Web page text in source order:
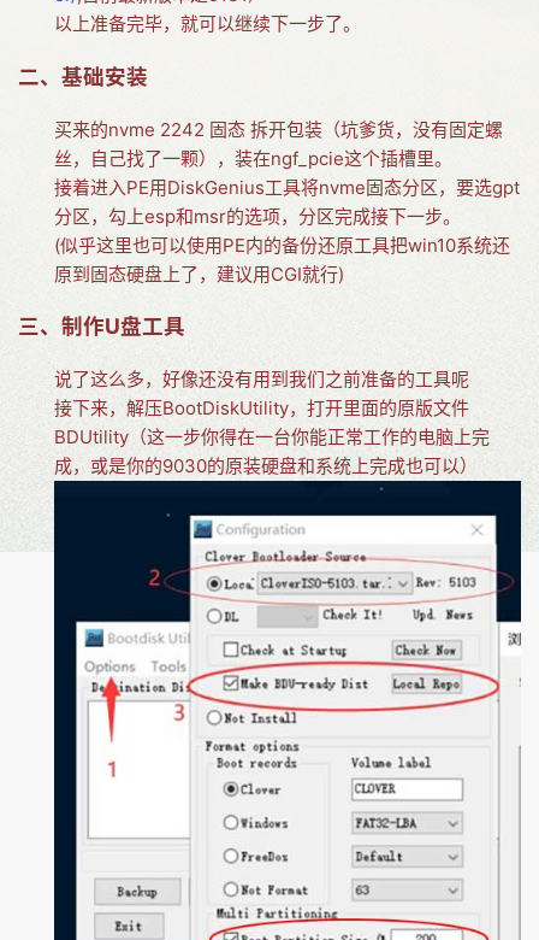
以上准备完毕，就可以继续下一步了。
二、基础安装
买来的nvme 2242 固态 拆开包装（坑爹货，没有固定螺
丝，自己找了一颗），装在ngf_pcie这个插槽里。
接着进入PE用DiskGenius工具将nvme固态分区，要选gpt
分区，勾上esp和msr的选项，分区完成接下一步。
(似乎这里也可以使用PE内的备份还原工具把win10系统还
原到固态硬盘上了，建议用CGI就行)
三、制作U盘工具
说了这么多，好像还没有用到我们之前准备的工具呢
接下来，解压BootDiskUtility，打开里面的原版文件
BDUtility（这一步你得在一台你能正常工作的电脑上完
成，或是你的9030的原装硬盘和系统上完成也可以）